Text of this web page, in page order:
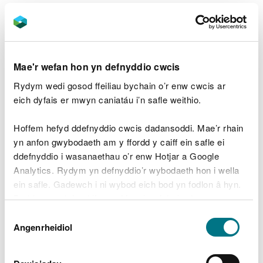
Mae'r wefan hon yn defnyddio cwcis
Rydym wedi gosod ffeiliau bychain o’r enw cwcis ar
eich dyfais er mwyn caniatáu i’n safle weithio.
Hoffem hefyd ddefnyddio cwcis dadansoddi. Mae’r rhain
yn anfon gwybodaeth am y ffordd y caiff ein safle ei
ddefnyddio i wasanaethau o’r enw Hotjar a Google
Analytics. Rydym yn defnyddio’r wybodaeth hon i wella
ein safle. Gadewch i ni wybod eich bod yn fodlon â hyn.
Byddwn yn defnyddio cwci i gadw eich dewis.
Gellirdarllen mwy am ein cwcis cyn i chi ddewis.
Caniatâd
Angenrheidiol
gwirio a chyflwyno eich ffurflen gwastraff peryglus
Hyd yn oed os na wnaethoch ddelio â gwastraff
chi anfon ffurflen.
(rhanddirymiadau) sy'n lleihau'r gofynion adrodd ar
gyfer 11 o ffrydiau peryglus.Darganfyddwch fwy ar
dudalen “Llai o gofnodi, adrodd a thaliadau i
dderbynwyr”.
traddodai